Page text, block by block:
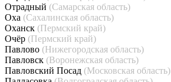
Отрадный (Самарская область)
Оха (Сахалинская область)
Оханск (Пермский край)
Очёр (Пермский край)
Павлово (Нижегородская область)
Павловск (Воронежская область)
Павловский Посад (Московская область)